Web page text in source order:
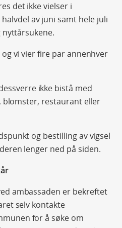
det ikke vielser i
av juni samt hele juli
nyttårsukene.
vi vier fire par annenhver
ikke bistå med
blomster, restaurant eller
og bestilling av vigsel
lenger ned på siden.
ambassaden er bekreftet
selv kontakte
for å søke om